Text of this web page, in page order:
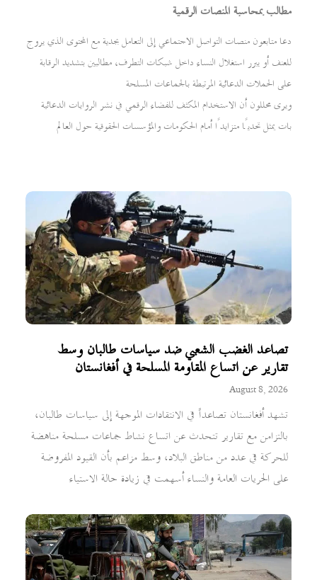
تصاعد الغضب الشعبي ضد سياسات طالبان وسط
تقارير عن اتساع المقاومة المسلحة في أفغانستان
August 8, 2026
تشهد أفغانستان تصاعداً في الانتقادات الموجهة إلى سياسات طالبان،
بالتزامن مع تقارير تتحدث عن اتساع نشاط جماعات مسلحة مناهضة
للحركة في عدد من مناطق البلاد، وسط مزاعم بأن القيود المفروضة
على الحريات العامة والنساء أسهمت في زيادة حالة الاستياء
مطالب بمحاسبة المنصات الرقمية
دعا متابعون منصات التواصل الاجتماعي إلى التعامل بجدية مع المحتوى الذي يروج
للعنف أو يبرر استغلال النساء داخل شبكات التطرف، مطالبين بتشديد الرقابة
على الحملات الدعائية المرتبطة بالجماعات المسلحة
ويرى محللون أن الاستخدام المكثف للفضاء الرقمي في نشر الروايات الدعائية
بات يمثل تحديًا متزايدًا أمام الحكومات والمؤسسات الحقوقية حول العالم